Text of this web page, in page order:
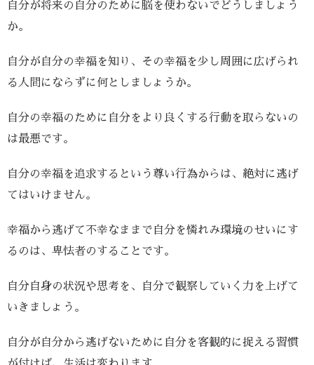
自分が将来の自分のために脳を使わないでどうしましょう
か。
自分が自分の幸福を知り、その幸福を少し周囲に広げられ
る人間にならずに何としましょうか。
自分の幸福のために自分をより良くする行動を取らないの
は最悪です。
自分の幸福を追求するという尊い行為からは、絶対に逃げ
てはいけません。
幸福から逃げて不幸なままで自分を憐れみ環境のせいにす
るのは、卑怯者のすることです。
自分自身の状況や思考を、自分で観察していく力を上げて
いきましょう。
自分が自分から逃げないために自分を客観的に捉える習慣